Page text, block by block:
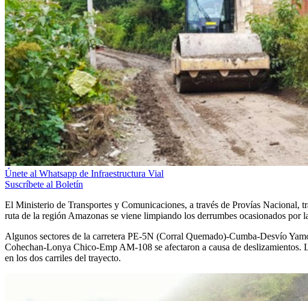
Únete al Whatsapp de Infraestructura Vial
Suscríbete al Boletín
El Ministerio de Transportes y Comunicaciones, a través de Provías Nacional,
ruta de la región Amazonas se viene limpiando los derrumbes ocasionados por
Algunos sectores de la carretera PE-5N (Corral Quemado)-Cumba-Desvío
Cohechan-Lonya Chico-Emp AM-108 se afectaron a causa de
en los dos carriles del trayecto.